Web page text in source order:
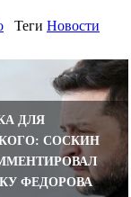
Теги Новости
ДЛЯ
СОСКИН
ФЕДОРОВА